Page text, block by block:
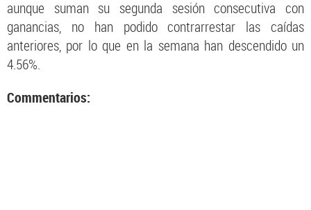
aunque suman su segunda sesión consecutiva con
ganancias, no han podido contrarrestar las caídas
anteriores, por lo que en la semana han descendido un
4.56%.
Commentarios: